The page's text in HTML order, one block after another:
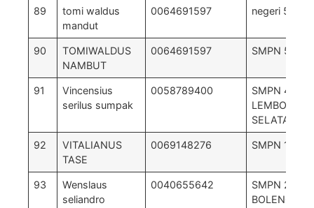
89
tomi waldus
mandut
0064691597 negeri 5
90
TOMIWALDUS
NAMBUT
0064691597 SMPN 5
91
Vincensius
serilus sumpak
0058789400
SMPN 4
LEMBOR
SELATAN
92
VITALIANUS
TASE
0069148276 SMPN 1
93
Wenslaus
seliandro
0040655642
SMPN 2
BOLENG